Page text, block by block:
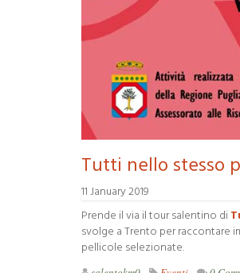
Tutti nello stesso
11 January 2019
Prende il via il tour salentino di
svolge a Trento per raccontare
pellicole selezionate.